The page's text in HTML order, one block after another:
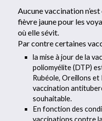
Aucune vaccination
fièvre jaune pour les
où elle sévit.
Par contre certaines
la mise à jour de la
poliomyélite (DTP)
Rubéole, Oreillons et
vaccination
souhaitable.
En fonction des
vaccinations contre